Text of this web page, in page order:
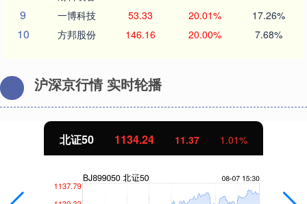
9 一博科技 53.33 20.01% 17.26%
10 方邦股份 146.16 20.00% 7.68%
沪深京行情 实时轮播
北证50 1134.24 11.37 1.01%